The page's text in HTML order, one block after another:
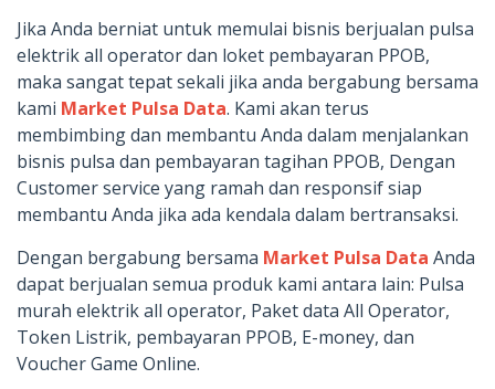
Jika Anda berniat untuk memulai bisnis berjualan pulsa
elektrik all operator dan loket pembayaran PPOB,
maka sangat tepat sekali jika anda bergabung bersama
kami Market Pulsa Data. Kami akan terus
membimbing dan membantu Anda dalam menjalankan
bisnis pulsa dan pembayaran tagihan PPOB, Dengan
Customer service yang ramah dan responsif siap
membantu Anda jika ada kendala dalam bertransaksi.
Dengan bergabung bersama Market Pulsa Data Anda
dapat berjualan semua produk kami antara lain: Pulsa
murah elektrik all operator, Paket data All Operator,
Token Listrik, pembayaran PPOB, E-money, dan
Voucher Game Online.